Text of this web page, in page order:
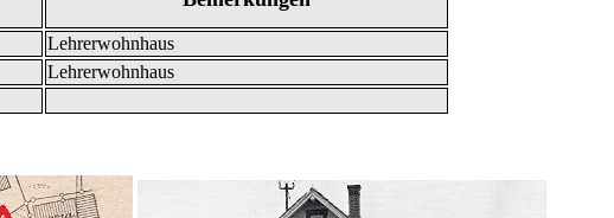
Lehrerwohnhaus
Lehrerwohnhaus